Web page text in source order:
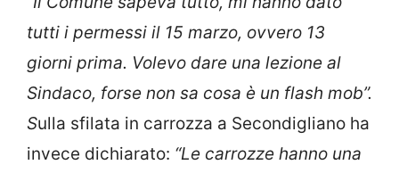
tutti i permessi il 15 marzo, ovvero 13
giorni prima. Volevo dare una lezione al
Sindaco, forse non sa cosa è un flash mob”.
Sulla sfilata in carrozza a Secondigliano ha
invece dichiarato: “Le carrozze hanno una